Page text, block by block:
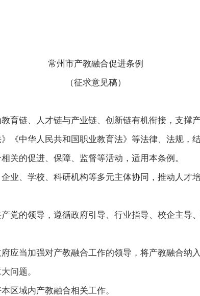
常州市产教融合促进条例
（征求意见稿）
育链、人才链与产业链、创新链有机衔接，支撑
《中华人民共和国职业教育法》等法律、法规，
关的促进、保障、监督等活动，适用本条例。
业、学校、科研机构等多元主体协同，推动人才
党的领导，遵循政府引导、行业指导、校企主导
应当加强对产教融合工作的领导，将产教融合纳
问题。
区域内产教融合相关工作。